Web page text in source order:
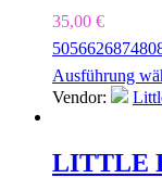
35,00 €
505662687480
Ausführung
Vendor:
LITTLE